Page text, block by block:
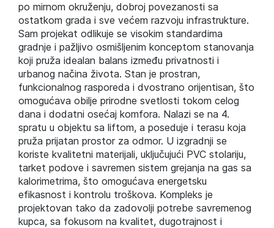
po mirnom okruženju, dobroj povezanosti sa
ostatkom grada i sve većem razvoju infrastrukture.
Sam projekat odlikuje se visokim standardima
gradnje i pažljivo osmišljenim konceptom stanovanja
koji pruža idealan balans između privatnosti i
urbanog načina života. Stan je prostran,
funkcionalnog rasporeda i dvostrano orijentisan, što
omogućava obilje prirodne svetlosti tokom celog
dana i dodatni osećaj komfora. Nalazi se na 4.
spratu u objektu sa liftom, a poseduje i terasu koja
pruža prijatan prostor za odmor. U izgradnji se
koriste kvalitetni materijali, uključujući PVC stolariju,
tarket podove i savremen sistem grejanja na gas sa
kalorimetrima, što omogućava energetsku
efikasnost i kontrolu troškova. Kompleks je
projektovan tako da zadovolji potrebe savremenog
kupca, sa fokusom na kvalitet, dugotrajnost i